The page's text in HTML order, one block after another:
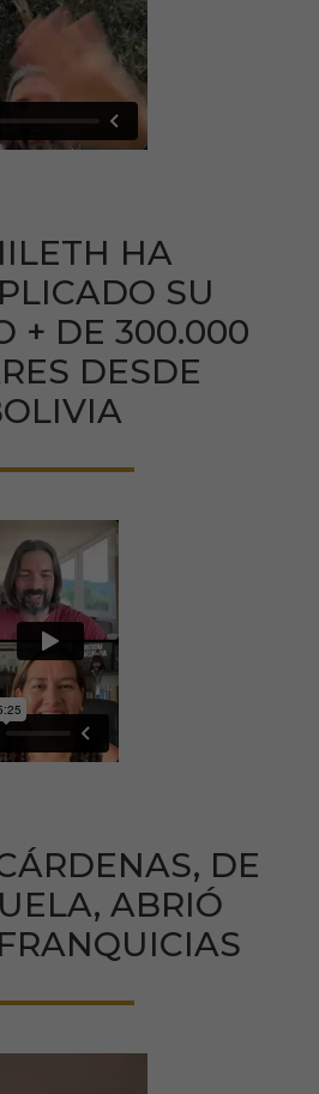
HA
SU
+ DE 300.000
DESDE
DE
ABRIÓ